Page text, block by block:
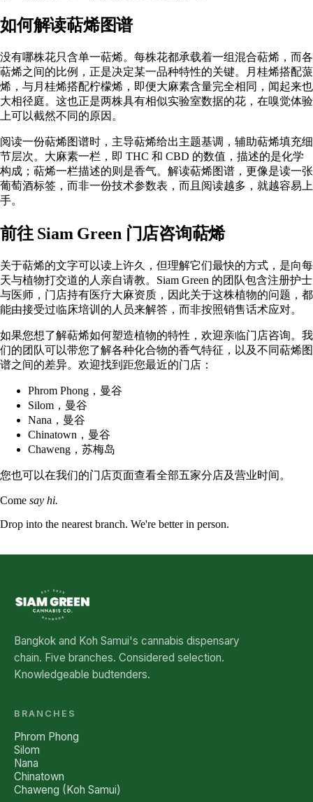
如何解读萜烯图谱
没有哪株花只含单一萜烯。每株花都承载着一组混合萜烯，而各
萜烯之间的比例，正是决定某一品种特性的关键。月桂烯搭配蒎
烯，与月桂烯搭配柠檬烯，即便大麻素含量完全相同，闻起来也
大相径庭。这也正是两株具有相似实验室数据的花，在嗅觉体验
上可以截然不同的原因。
阅读一份萜烯图谱时，主导萜烯给出主题基调，辅助萜烯填充细
节层次。大麻素一栏，即 THC 和 CBD 的数值，描述的是化学
构成；萜烯一栏描述的则是香气。解读萜烯图谱，更像是读一张
葡萄酒标签，而非一份技术参数表，而且阅读越多，就越容易上
手。
前往 Siam Green 门店咨询萜烯
关于萜烯的文字可以读上许久，但理解它们最快的方式，是向每
天与植物打交道的人亲自请教。Siam Green 的团队包含注册护士
与医师，门店持有医疗大麻资质，因此关于这株植物的问题，都
能由接受过临床培训的人员来解答，而非按照销售话术应对。
如果您想了解萜烯如何塑造植物的特性，欢迎亲临门店咨询。我
们的团队可以带您了解各种化合物的香气特征，以及不同萜烯图
谱之间的差异。欢迎找到距您最近的门店：
Phrom Phong ，曼谷
Silom ，曼谷
Nana ，曼谷
Chinatown ，曼谷
Chaweng ，苏梅岛
您也可以在我们的门店页面查看全部五家分店及营业时间。
Come say hi.
Drop into the nearest branch. We're better in person.
Bangkok and Koh Samui's cannabis dispensary
chain. Five branches. Considered selection.
Knowledgeable budtenders.
BRANCHES
Phrom Phong
Silom
Nana
Chinatown
Chaweng (Koh Samui)